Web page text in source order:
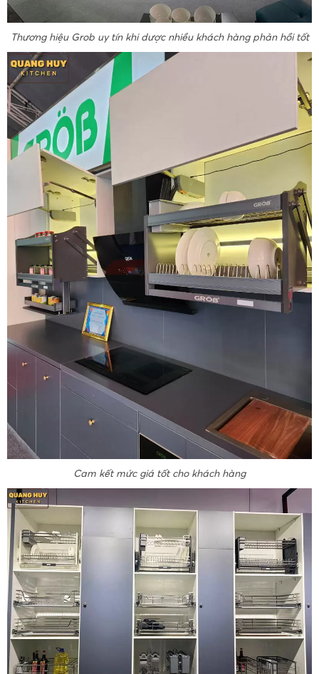
Thương hiệu Grob uy tín khi dược nhiều khách hàng phản hồi tốt
Cam kết mức giá tốt cho khách hàng